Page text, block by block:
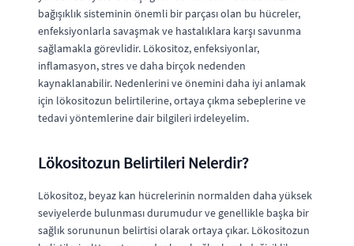
bağışıklık sisteminin önemli bir parçası olan bu hücreler,
enfeksiyonlarla savaşmak ve hastalıklara karşı savunma
sağlamakla görevlidir. Lökositoz, enfeksiyonlar,
inflamasyon, stres ve daha birçok nedenden
kaynaklanabilir. Nedenlerini ve önemini daha iyi anlamak
için lökositozun belirtilerine, ortaya çıkma sebeplerine ve
tedavi yöntemlerine dair bilgileri irdeleyelim.
Lökositozun Belirtileri Nelerdir?
Lökositoz, beyaz kan hücrelerinin normalden daha yüksek
seviyelerde bulunması durumudur ve genellikle başka bir
sağlık sorununun belirtisi olarak ortaya çıkar. Lökositozun